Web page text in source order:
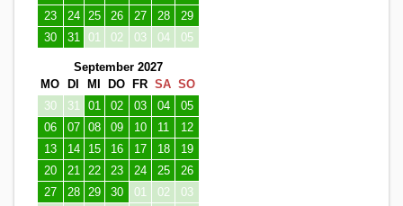
23
24 25 26 27 28
29
30
31 01 02 03 04 05
September 2027
MO
DI MI DO FR SA SO
30
31 01 02 03 04
05
06
07 08 09 10 11
12
13
14 15 16 17 18
19
20
21 22 23 24 25
26
27
28 29 30 01 02
03